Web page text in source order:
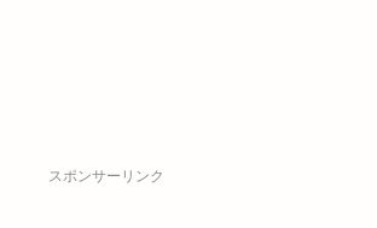
スポンサーリンク